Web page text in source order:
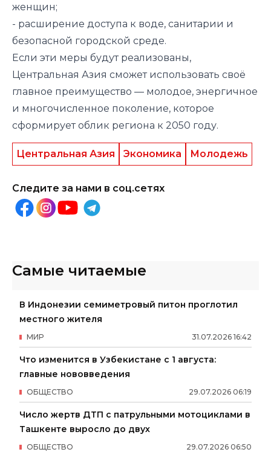
женщин;
- расширение доступа к воде, санитарии и
безопасной городской среде.
Если эти меры будут реализованы,
Центральная Азия сможет использовать своё
главное преимущество — молодое, энергичное
и многочисленное поколение, которое
сформирует облик региона к 2050 году.
Центральная Азия Экономика Молодежь
Следите за нами в соц.сетях
Самые читаемые
В Индонезии семиметровый питон проглотил
местного жителя
31.07.2026 16:42
МИР
Что изменится в Узбекистане с 1 августа:
главные нововведения
29.07.2026 06:19
ОБЩЕСТВО
Число жертв ДТП с патрульными мотоциклами в
Ташкенте выросло до двух
29.07.2026 06:50
ОБЩЕСТВО